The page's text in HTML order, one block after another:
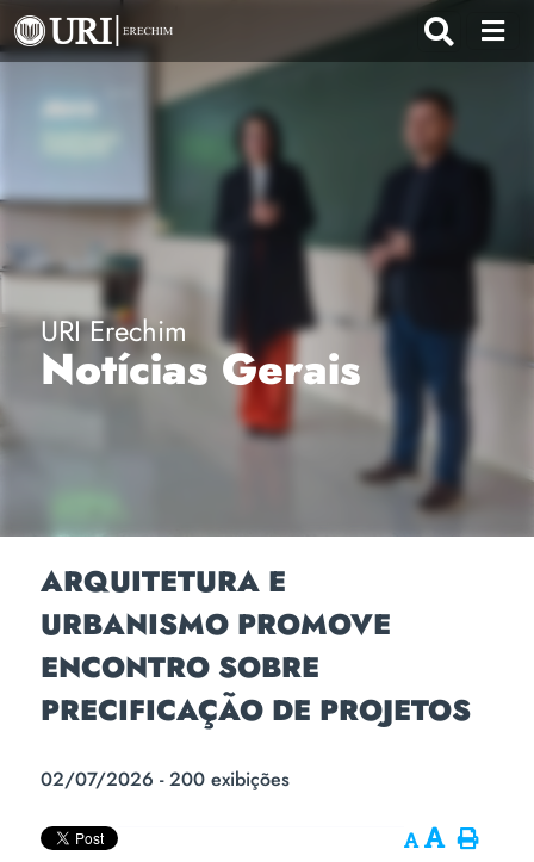
URI Erechim
Notícias Gerais
ARQUITETURA E
URBANISMO PROMOVE
ENCONTRO SOBRE
PRECIFICAÇÃO DE PROJETOS
02/07/2026 - 200 exibições